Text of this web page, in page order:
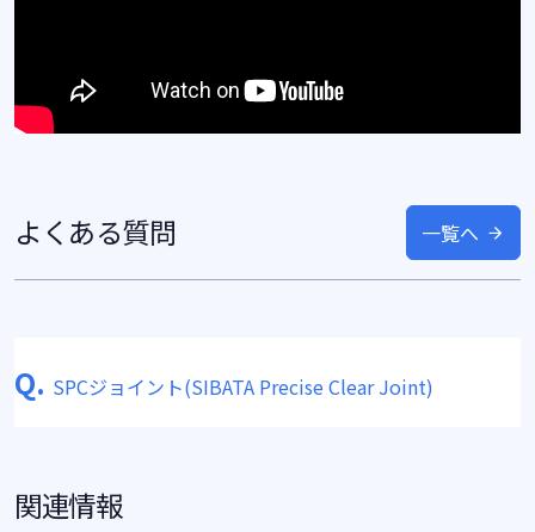
よくある質問 一覧へ
Q. SPCジョイント(SIBATA Precise Clear Joint)
関連情報